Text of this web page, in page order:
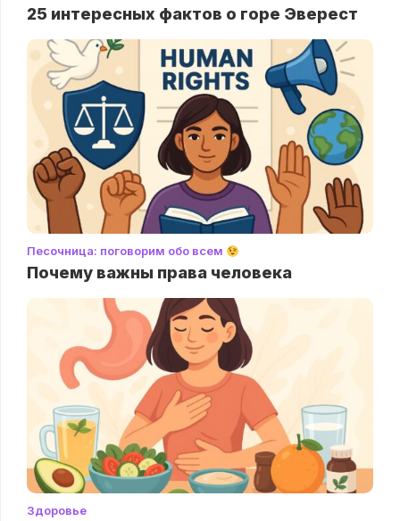
25 интересных фактов о горе Эверест
Песочница: поговорим обо всем
Почему важны права человека
Здоровье